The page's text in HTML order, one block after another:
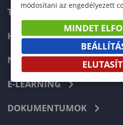
TELEFONKÖNYV
HIBABEJELENTÉS
NEPTUN
E-LEARNING
DOKUMENTUMOK
módosítani az engedélyezett
MINDET